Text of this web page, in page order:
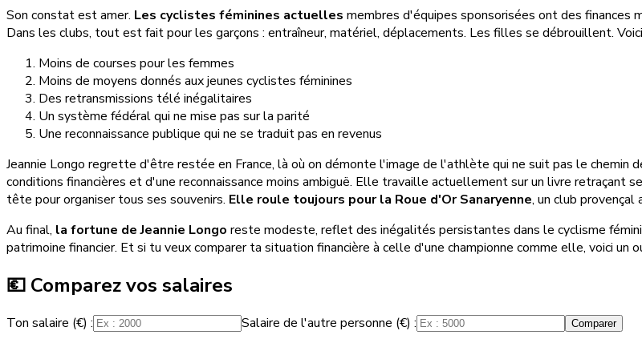
Son constat est amer. Les cyclistes féminines actuelles membres d'équipes sponsorisées ont des
Dans les clubs, tout est fait pour les garçons : entraîneur, matériel, déplacements. Les filles se débrouillent.
Moins de courses pour les femmes
Moins de moyens donnés aux jeunes cyclistes féminines
Des retransmissions télé inégalitaires
Un système fédéral qui ne mise pas sur la parité
Une reconnaissance publique qui ne se traduit pas en revenus
Jeannie Longo regrette d'être restée en France, là où on démonte l'image de l'athlète qui ne suit pas le
conditions financières et d'une reconnaissance moins ambiguë. Elle travaille actuellement sur un livre retraçant
tête pour organiser tous ses souvenirs. Elle roule toujours pour la Roue d'Or Sanaryenne, un club
Au final, la fortune de Jeannie Longo reste modeste, reflet des inégalités persistantes dans le cyclisme
patrimoine financier. Et si tu veux comparer ta situation financière à celle d'une championne comme elle, voici un
💶 Comparez vos salaires
Ton salaire (€) : Salaire de l'autre personne (€) : Comparer